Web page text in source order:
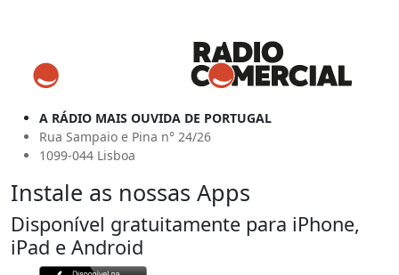
A RÁDIO MAIS OUVIDA DE PORTUGAL
Rua Sampaio e Pina n° 24/26
1099-044 Lisboa
Instale as nossas Apps
Disponível gratuitamente para iPhone,
iPad e Android